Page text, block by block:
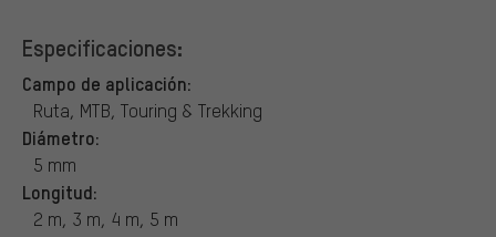
Especificaciones:
Campo de aplicación:
Ruta, MTB, Touring & Trekking
Diámetro:
5 mm
Longitud:
2 m, 3 m, 4 m, 5 m